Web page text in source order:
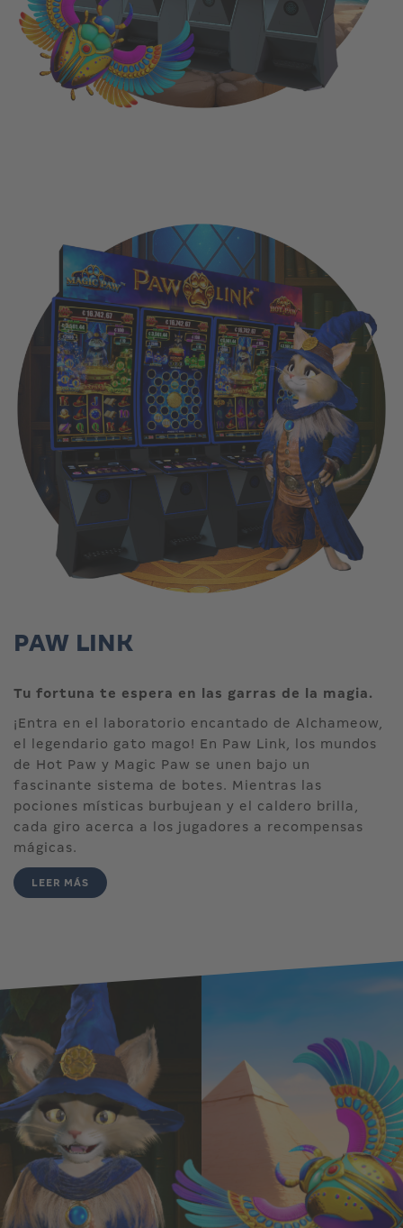
PAW LINK
Tu fortuna te espera en las garras de la magia.
¡Entra en el laboratorio encantado de Alchameow,
el legendario gato mago! En Paw Link, los mundos
de Hot Paw y Magic Paw se unen bajo un
fascinante sistema de botes. Mientras las
pociones místicas burbujean y el caldero brilla,
cada giro acerca a los jugadores a recompensas
mágicas.
LEER MÁS